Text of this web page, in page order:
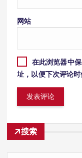
网站
在此浏览器中
址，以便下次评论时
搜索